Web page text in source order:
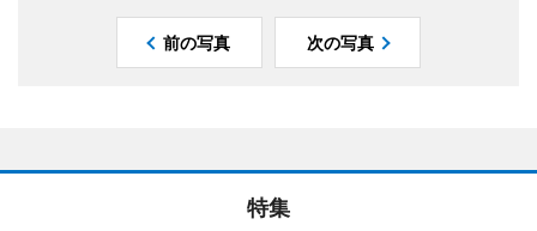
前の写真 次の写真
特集